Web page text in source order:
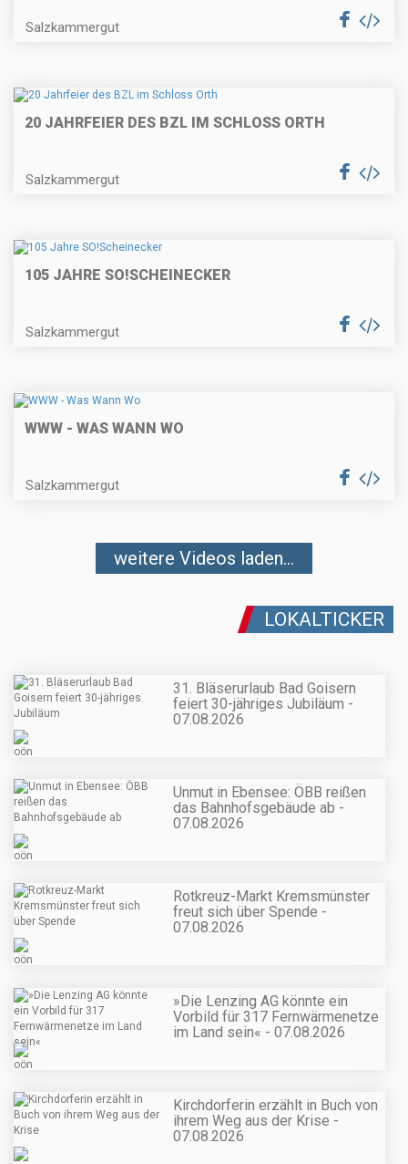
Salzkammergut
20 JAHRFEIER DES BZL IM SCHLOSS ORTH
Salzkammergut
105 JAHRE SO!SCHEINECKER
Salzkammergut
WWW - WAS WANN WO
Salzkammergut
weitere Videos laden...
LOKALTICKER
31. Bläserurlaub Bad Goisern
feiert 30-jähriges Jubiläum -
07.08.2026
Unmut in Ebensee: ÖBB reißen
das Bahnhofsgebäude ab -
07.08.2026
Rotkreuz-Markt Kremsmünster
freut sich über Spende -
07.08.2026
»Die Lenzing AG könnte ein
Vorbild für 317 Fernwärmenetze
im Land sein« - 07.08.2026
Kirchdorferin erzählt in Buch von
ihrem Weg aus der Krise -
07.08.2026